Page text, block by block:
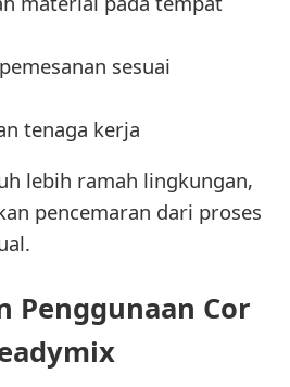
sesuai
tenaga kerja
lebih ramah lingkungan,
pencemaran dari proses
Penggunaan Cor